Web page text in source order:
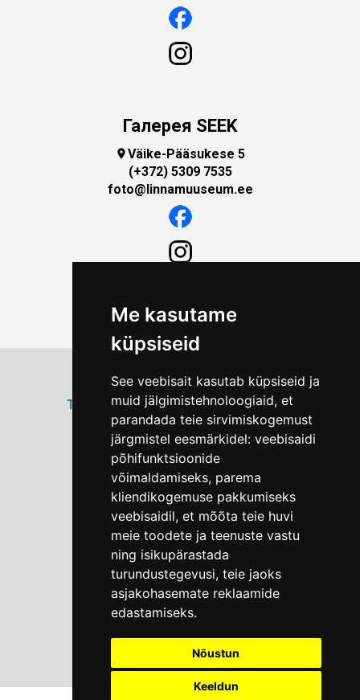
Me kasutame
küpsiseid
See veebisait kasutab küpsiseid ja
muid jälgimistehnoloogiaid, et
parandada teie sirvimiskogemust
järgmistel eesmärkidel: veebisaidi
põhifunktsioonide
võimaldamiseks, parema
kliendikogemuse pakkumiseks
veebisaidil, et mõõta teie huvi
meie toodete ja teenuste vastu
ning isikupärastada
turundustegevusi, teie jaoks
asjakohasemate reklaamide
edastamiseks.
Nõustun
Keeldun
Галерея SEEK
Väike-Pääsukese 5
(+372) 5309 7535
foto@linnamuuseum.ee
ТАЛЛИННСКИЙГОРОДСКОЙ МУЗЕЙ
Vene 17
Пн–Пт 9–17:(+372) 610 4178
info@linnamuuseum.ee